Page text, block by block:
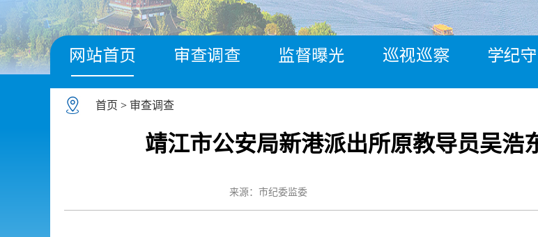
网站首页 审查调查 监督曝光 巡视巡察 学纪
首页 > 审查调查
靖江市公安局新港派出所原教导员吴浩
来源：市纪委监委